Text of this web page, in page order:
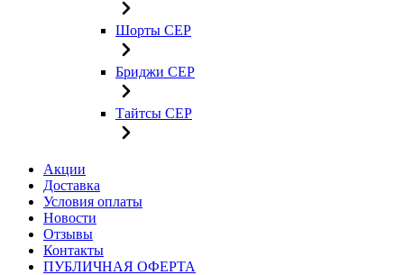
Шорты CEP
Бриджи CEP
Тайтсы CEP
Акции
Доставка
Условия оплаты
Новости
Отзывы
Контакты
ПУБЛИЧНАЯ ОФЕРТА